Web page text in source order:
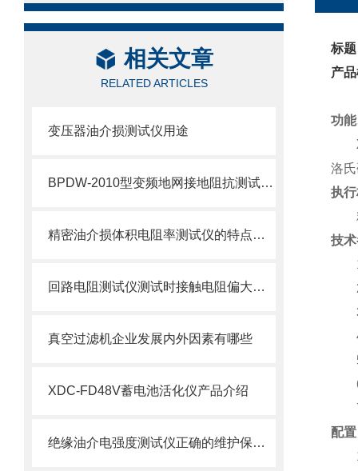
相关文章
RELATED ARTICLES
变压器油介损测试仪用途
BPDW-2010型变频地网接地阻抗测试系统
精密油介损体积电阻率测试仪的特点及技术参数
回路电阻测试仪测试时接触电阻偏大是什么原因？
真空过滤机企业发展内外因素有哪些
XDC-FD48V蓄电池活化仪产品介绍
绝缘油介电强度测试仪正确的维护保养操作方法
标
产
功
洛
执
精
技
配